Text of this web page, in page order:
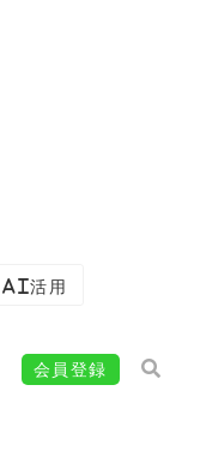
AI活用
会員登録